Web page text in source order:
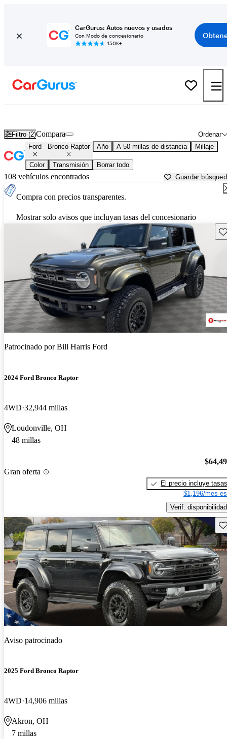
CarGurus: Autos nuevos y usados
Con Modo de concesionario
150K+
Filtro (2) Ordenar
Compara
Ford Bronco Raptor Año A 50 millas de distancia Millaje
Color Transmisión Borrar todo
108 vehículos encontrados Guardar
Compra con precios transparentes.
Mostrar solo avisos que incluyan tasas del concesionario
Patrocinado porBill Harris Ford
2024 Ford Bronco Raptor
4WD 32,944 millas
Loudonville, OH
48 millas
Gran oferta
El precio incluye tasas
$1,196/mes
Verif. disponibilidad
Aviso patrocinado
2025 Ford Bronco Raptor
4WD 14,906 millas
Akron, OH
7 millas